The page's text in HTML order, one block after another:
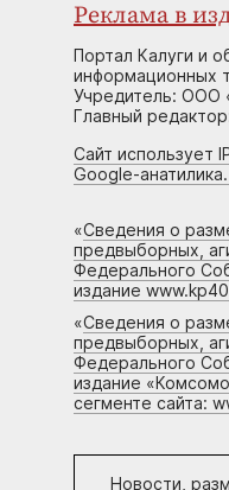
Реклама в
Портал Калуги и
информационных
Учредитель: ООО
Главный
Сайт использует
Google-
«Сведения о
предвыборных,
Федерального
издание
«Сведения о
предвыборных,
Федерального
издание
сегменте сайта:
Новости,